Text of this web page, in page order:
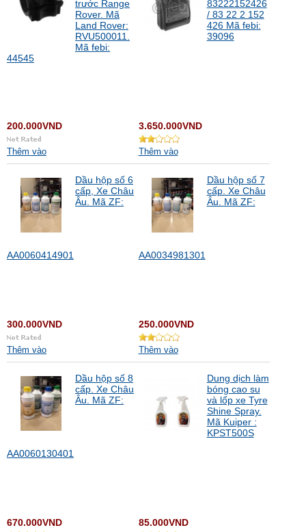
trước Range
Rover. Mã
Land Rover:
RVU500011.
Mã febi:
44545
200.000VND
Thêm vào
83222152426
/ 83 22 2 152
426 Mã febi:
39096
3.650.000VND
Thêm vào
Dầu hộp số 6
cấp, Xe Châu
Âu. Mã ZF:
AA0060414901
300.000VND
Thêm vào
Dầu hộp số 7
cấp. Xe Châu
Âu. Mã ZF:
AA0034981301
250.000VND
Thêm vào
Dầu hộp số 8
cấp. Xe Châu
Âu. Mã ZF:
AA0060130401
670.000VND
Dung dịch làm
bóng cao su
và lốp xe Tyre
Shine Spray.
Mã Kuiper :
KPST500S
85.000VND